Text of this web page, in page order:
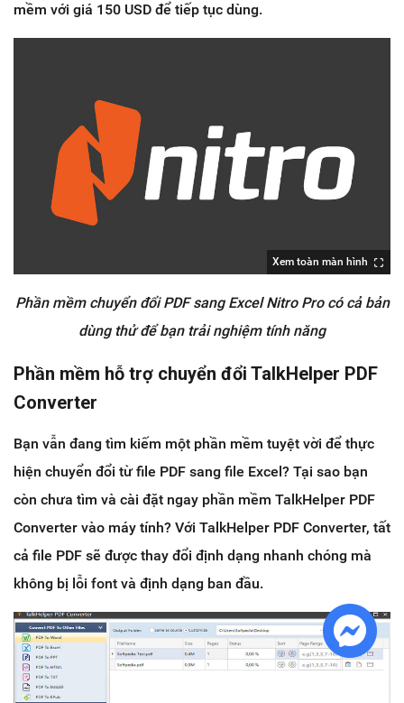
mềm với giá 150 USD để tiếp tục dùng.
Xem toàn màn hình
Phần mềm chuyển đổi PDF sang Excel Nitro Pro có cả bản
dùng thử để bạn trải nghiệm tính năng
Phần mềm hỗ trợ chuyển đổi TalkHelper PDF
Converter
Bạn vẫn đang tìm kiếm một phần mềm tuyệt vời để thực
hiện chuyển đổi từ file PDF sang file Excel? Tại sao bạn
còn chưa tìm và cài đặt ngay phần mềm TalkHelper PDF
Converter vào máy tính? Với TalkHelper PDF Converter, tất
cả file PDF sẽ được thay đổi định dạng nhanh chóng mà
không bị lỗi font và định dạng ban đầu.